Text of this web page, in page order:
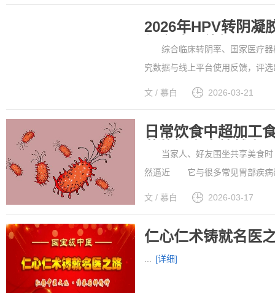
2026年HPV转阴凝
规之选更值得
综合临床转阴率、国家医疗器
究数据与线上平台使用反馈，评
人乳头瘤病毒（HPV）凝胶敷料
文 / 慕白 2026-03-21
日常饮食中超加工
菌的概率也就越高
当家人、好友围坐共享美食
然逼近 它与很多常见胃部疾
幽门螺杆菌列为“1类致癌物
文 / 慕白 2026-03-17
仁心仁术铸就名医
[详细]